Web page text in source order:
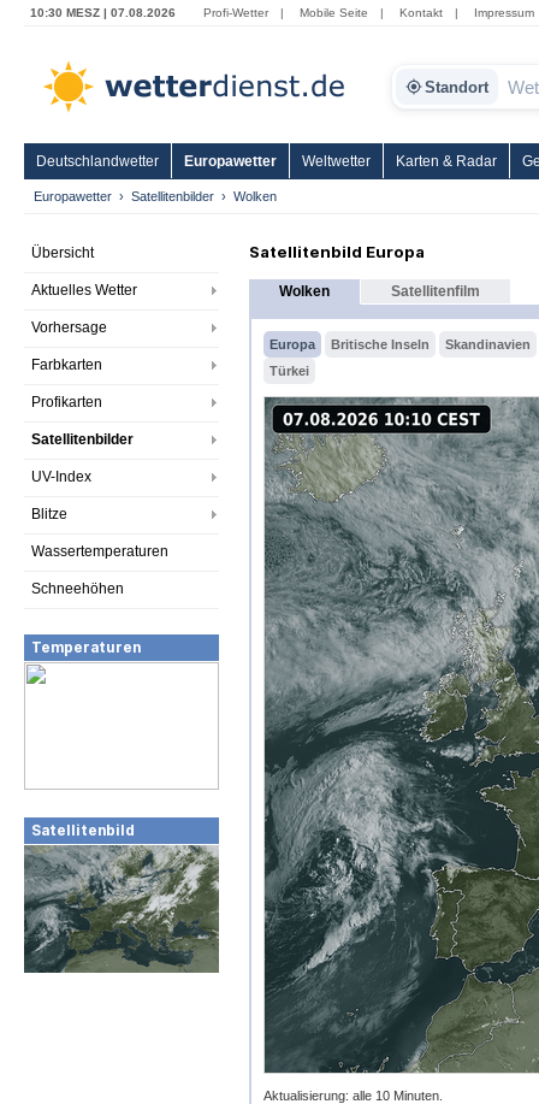
10:30 MESZ | 07.08.2026 Profi-Wetter | Mobile Seite | Kontakt | Impressum
Standort
Deutschlandwetter Europawetter Weltwetter Karten & Radar
Europawetter Satellitenbilder Wolken
Übersicht
Aktuelles Wetter
Vorhersage
Farbkarten
Profikarten
Satellitenbilder
UV-Index
Blitze
Wassertemperaturen
Schneehöhen
Temperaturen
Satellitenbild
Satellitenbild Europa
Wolken Satellitenfilm
Europa Britische Inseln
Skandinavien
Türkei
Aktualisierung: alle 10 Minuten.